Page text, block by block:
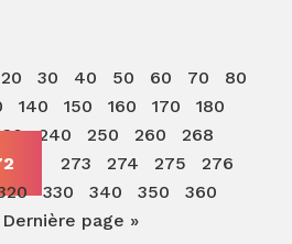
20 30 40 50 60 70
80
140 150 160 170
180
240 250 260
268
273 274 275
276
330 340 350
360
Dernière page »